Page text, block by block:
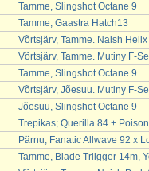
Tamme, Slingshot Octane 9
Tamme, Gaastra Hatch13
Võrtsjärv, Tamme. Naish
Võrtsjärv, Tamme. Mutiny F-
Tamme, Slingshot Octane 9
Võrtsjärv, Jõesuu. Mutiny F-
Jõesuu, Slingshot Octane 9
Trepikas; Querilla 84 +
Pärnu, Fanatic Allwave 92 x
Tamme, Blade Triigger 14m,